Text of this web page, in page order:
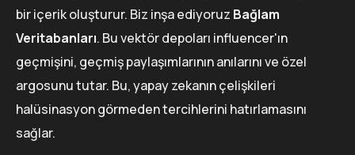
bir içerik oluşturur. Biz inşa ediyoruz Bağlam
Veritabanları. Bu vektör depoları influencer'ın
geçmişini, geçmiş paylaşımlarının anılarını ve özel
argosunu tutar. Bu, yapay zekanın çelişkileri
halüsinasyon görmeden tercihlerini hatırlamasını
sağlar.